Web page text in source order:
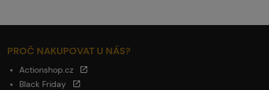
PROČ NAKUPOVAT U NÁS?
Actionshop.cz
Black Friday